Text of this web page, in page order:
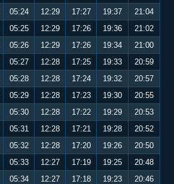
05:24 12:29 17:27 19:37
21:04
05:25 12:29 17:26 19:36
21:02
05:26 12:29 17:26 19:34
21:00
05:27 12:28 17:25 19:33
20:59
05:28 12:28 17:24 19:32
20:57
05:29 12:28 17:23 19:30
20:55
05:30 12:28 17:22 19:29
20:53
05:31 12:28 17:21 19:28
20:52
05:32 12:28 17:20 19:26
20:50
05:33 12:27 17:19 19:25
20:48
05:34 12:27 17:18 19:23
20:46